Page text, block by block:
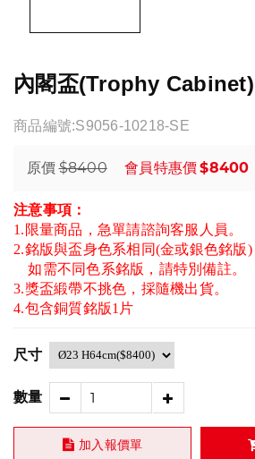
內閣盃(Trophy Cabinet)
商品編號:S9056-10218-SE
原價 $8400 會員特惠價$8400
注意事項：
1.限量商品，急單請諮詢客服人員。
2.銘版與盃身色系相同(金或銀色銘版)
如需不同色系銘版，請特別備註。
3.獎盃緞帶不挑色，採隨機出貨。
4.包含銅質銘版1片
尺寸
數量
加入報價單